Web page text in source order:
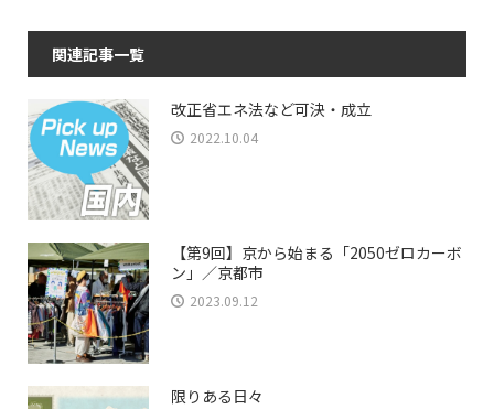
関連記事一覧
改正省エネ法など可決・成立
2022.10.04
【第9回】京から始まる「2050ゼロカーボ
ン」／京都市
2023.09.12
限りある日々